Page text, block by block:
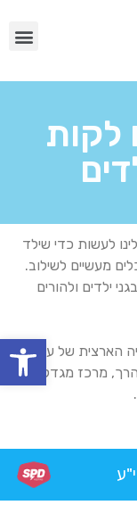
לקות
לעשות כדי שילד
מעשיים לשילוב.
ילדים ולהורים
הארצית של עמותת
מרכז מגדל אור